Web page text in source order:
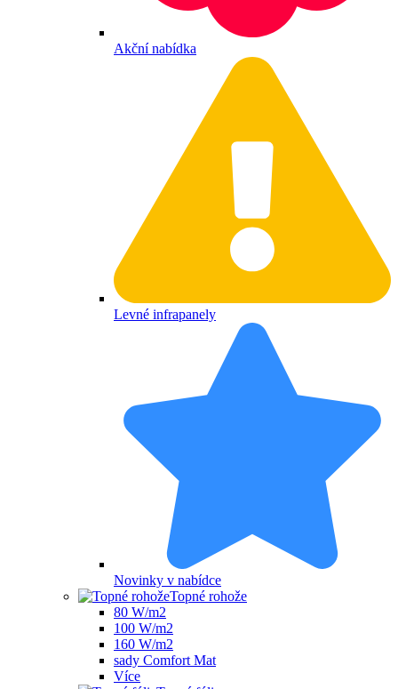
Akční nabídka
Levné infrapanely
Novinky v nabídce
Topné rohože
80 W/m2
100 W/m2
160 W/m2
sady Comfort Mat
Více